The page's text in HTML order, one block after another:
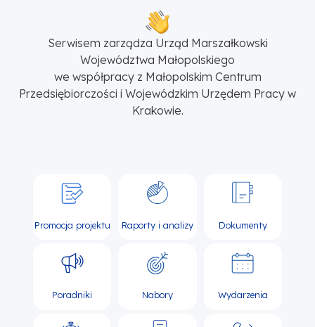
Serwisem zarządza Urząd Marszałkowski
Województwa Małopolskiego
we współpracy z Małopolskim Centrum
Przedsiębiorczości i Wojewódzkim Urzędem Pracy w
Krakowie.
Promocja projektu Raporty i analizy Dokumenty
Poradniki Nabory Wydarzenia